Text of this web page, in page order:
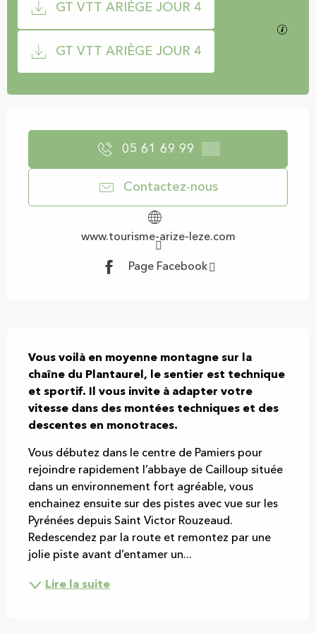
GT VTT ARIÈGE JOUR 4
GT VTT ARIÈGE JOUR 4
05 61 69 99 ▒▒
Contactez-nous
www.tourisme-arize-leze.com
Page Facebook
Vous voilà en moyenne montagne sur la
chaîne du Plantaurel, le sentier est technique
et sportif. Il vous invite à adapter votre
vitesse dans des montées techniques et des
descentes en monotraces.
Vous débutez dans le centre de Pamiers pour
rejoindre rapidement l’abbaye de Cailloup située
dans un environnement fort agréable, vous
enchainez ensuite sur des pistes avec vue sur les
Pyrénées depuis Saint Victor Rouzeaud.
Redescendez par la route et remontez par une
jolie piste avant d’entamer un...
Lire la suite